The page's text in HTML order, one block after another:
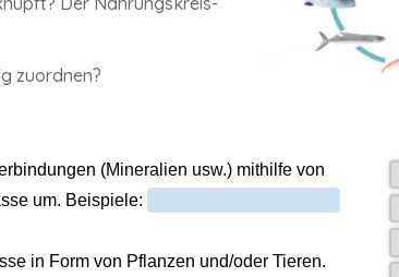
zuordnen?